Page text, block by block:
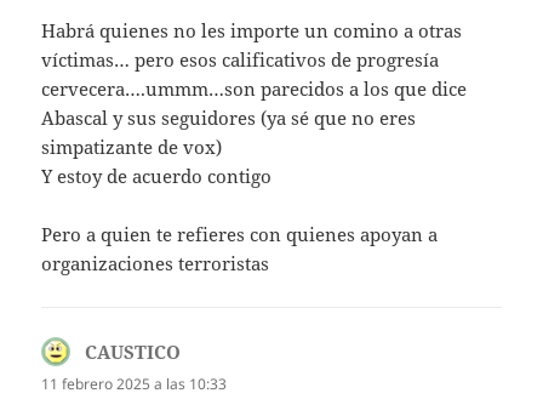
Habrá quienes no les importe un comino a otras
víctimas… pero esos calificativos de progresía
cervecera….ummm…son parecidos a los que dice
Abascal y sus seguidores (ya sé que no eres
simpatizante de vox)
Y estoy de acuerdo contigo
Pero a quien te refieres con quienes apoyan a
organizaciones terroristas
CAUSTICO
11 febrero 2025 a las 10:33